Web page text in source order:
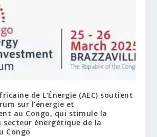
de L’Énergie (AEC) soutient
sur l’énergie et
au Congo, qui stimule la
secteur énergétique de la
Congo